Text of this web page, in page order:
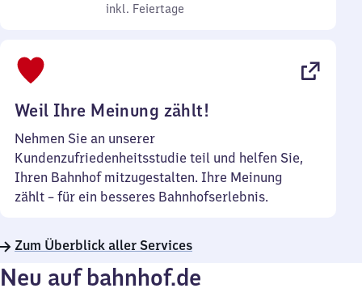
inkl. Feiertage
7
inkl. Feiertage
Weil Ihre Meinung zählt!
Nehmen Sie an unserer
Kundenzufriedenheitsstudie teil und helfen Sie,
Ihren Bahnhof mitzugestalten. Ihre Meinung
zählt – für ein besseres Bahnhofserlebnis.
Zum Überblick aller Services
Neu auf bahnhof.de